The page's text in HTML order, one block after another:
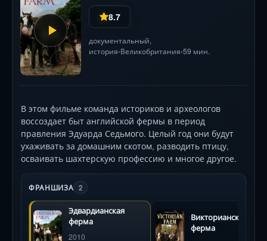
8.7
документальный,
история•Великобритания•59 мин.
В этом фильме команда историков и археологов
воссоздает быт английской фермы в период
правления Эдуарда Седьмого. Целый год они будут
ухаживать за домашним скотом, разводить птицу,
осваивать шахтерскую профессию и многое другое.
ФРАНШИЗА 2
Эдвардианская
ферма
2010
Викторианская
ферма